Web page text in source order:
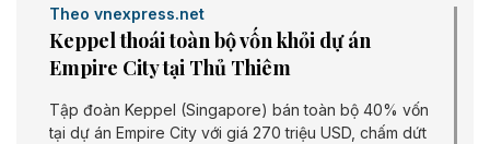
Theo vnexpress.net
Keppel thoái toàn bộ vốn khỏi dự án
Empire City tại Thủ Thiêm
Tập đoàn Keppel (Singapore) bán toàn bộ 40% vốn
tại dự án Empire City với giá 270 triệu USD, chấm dứt